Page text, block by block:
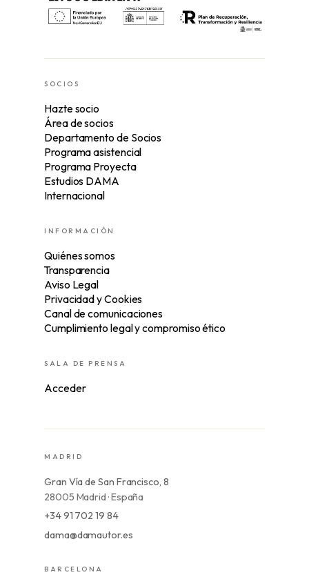
SOCIOS
Hazte socio
Área de socios
Departamento de Socios
Programa asistencial
Programa Proyecta
Estudios DAMA
Internacional
INFORMACIÓN
Quiénes somos
Transparencia
Aviso Legal
Privacidad y Cookies
Canal de comunicaciones
Cumplimiento legal y compromiso ético
SALA DE PRENSA
Acceder
MADRID
Gran Vía de San Francisco, 8
28005 Madrid · España
+34 91 702 19 84
dama@damautor.es
BARCELONA